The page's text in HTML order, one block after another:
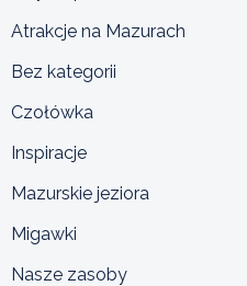
Atrakcje na Mazurach
Bez kategorii
Czołówka
Inspiracje
Mazurskie jeziora
Migawki
Nasze zasoby